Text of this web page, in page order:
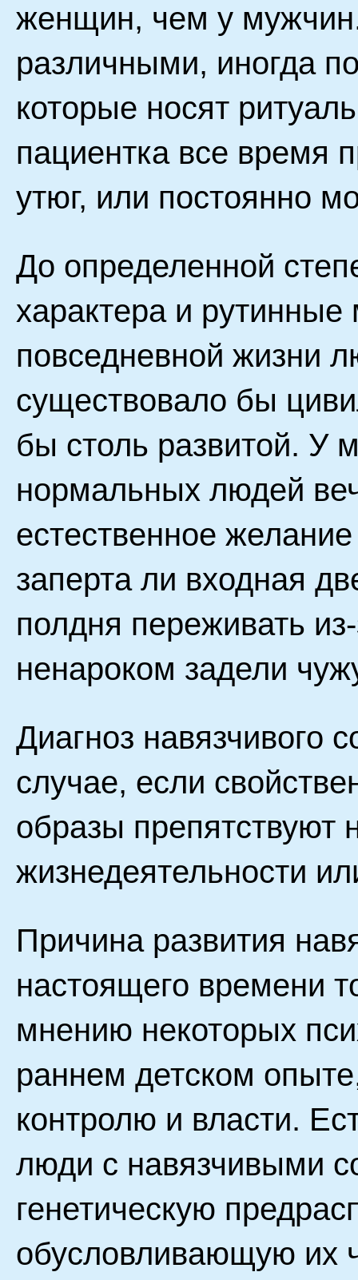
женщин, чем у
различными, иногда
которые носят
пациентка все время
утюг, или постоянно
До определенной
характера и
повседневной жизни
существовало бы
бы столь развитой. У
нормальных людей
естественное
заперта ли входная
полдня переживать
ненароком задели
Диагноз навязчивого
случае, если
образы препятствуют
жизнедеятельности
Причина развития
настоящего времени
мнению некоторых
раннем детском
контролю и власти.
люди с навязчивыми
генетическую
обусловливающую их